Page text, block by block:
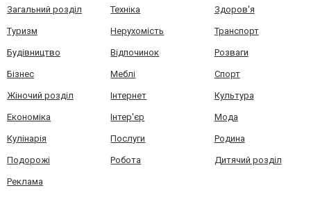
Загальний розділ Техніка Здоров'я
Туризм Нерухомість Транспорт
Будівництво Відпочинок Розваги
Бізнес Меблі Спорт
Жіночий розділ Інтернет Культура
Економіка Інтер'єр Мода
Кулінарія Послуги Родина
Подорожі Робота Дитячий розділ
Реклама